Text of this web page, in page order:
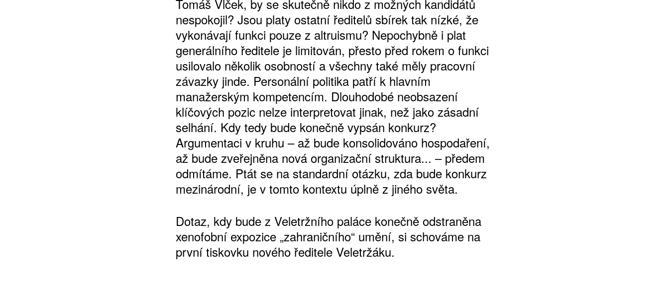
Tomáš Vlček, by se skutečně nikdo z možných kandidátů
nespokojil? Jsou platy ostatní ředitelů sbírek tak nízké, že
vykonávají funkci pouze z altruismu? Nepochybně i plat
generálního ředitele je limitován, přesto před rokem o funkci
usilovalo několik osobností a všechny také měly pracovní
závazky jinde. Personální politika patří k hlavním
manažerským kompetencím. Dlouhodobé neobsazení
klíčových pozic nelze interpretovat jinak, než jako zásadní
selhání. Kdy tedy bude konečně vypsán konkurz?
Argumentaci v kruhu – až bude konsolidováno hospodaření,
až bude zveřejněna nová organizační struktura... – předem
odmítáme. Ptát se na standardní otázku, zda bude konkurz
mezinárodní, je v tomto kontextu úplně z jiného světa.
Dotaz, kdy bude z Veletržního paláce konečně odstraněna
xenofobní expozice „zahraničního“ umění, si schováme na
první tiskovku nového ředitele Veletržáku.